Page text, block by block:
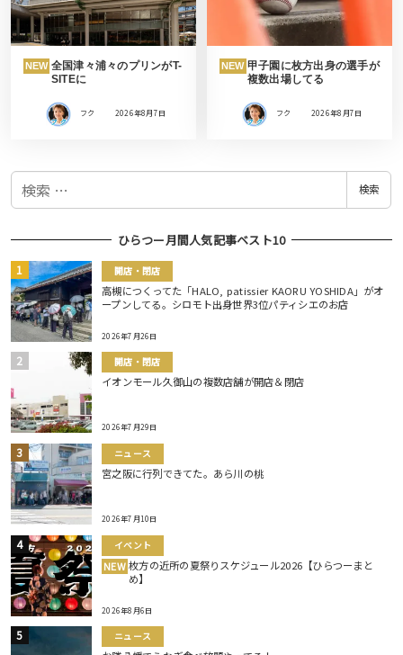
NEW 全国津々浦々のプリンがT-
SITEに
フク 2026年8月7日
NEW 甲子園に枚方出身の選手が
複数出場してる
フク 2026年8月7日
検
検索
ひらつー月間人気記事ベスト10
開店・閉店
高槻につくってた「HALO, patissier KAORU YOSHIDA」がオ
ープンしてる。シロモト出身世界3位パティシエのお店
2026年7月26日
開店・閉店
イオンモール久御山の複数店舗が開店＆閉店
2026年7月29日
ニュース
宮之阪に行列できてた。あら川の桃
2026年7月10日
イベント
NEW 枚方の近所の夏祭りスケジュール2026【ひらつーまと
め】
2026年8月6日
ニュース